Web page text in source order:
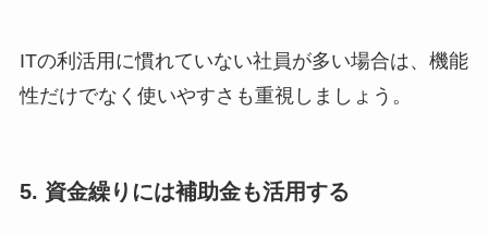
ITの利活用に慣れていない社員が多い場合は、機能
性だけでなく使いやすさも重視しましょう。
5. 資金繰りには補助金も活用する